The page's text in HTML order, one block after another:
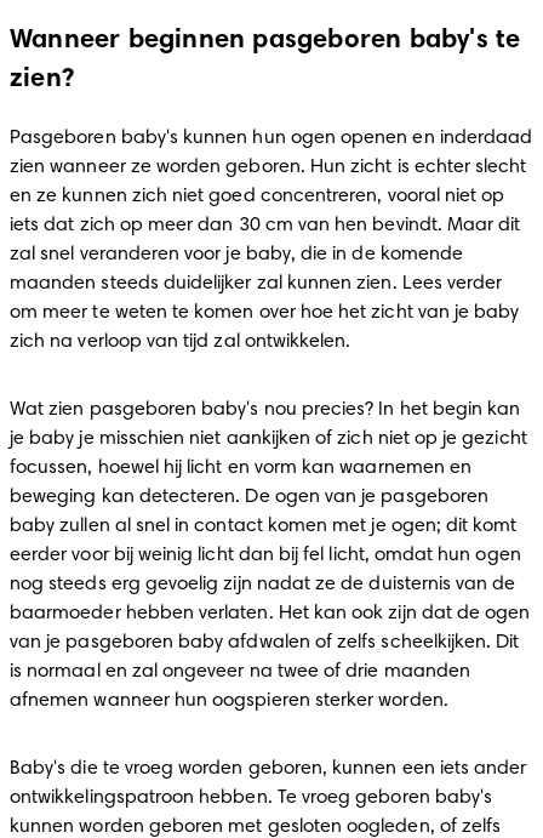
Wanneer beginnen pasgeboren baby's te
zien?
Pasgeboren baby's kunnen hun ogen openen en inderdaad
zien wanneer ze worden geboren. Hun zicht is echter slecht
en ze kunnen zich niet goed concentreren, vooral niet op
iets dat zich op meer dan 30 cm van hen bevindt. Maar dit
zal snel veranderen voor je baby, die in de komende
maanden steeds duidelijker zal kunnen zien. Lees verder
om meer te weten te komen over hoe het zicht van je baby
zich na verloop van tijd zal ontwikkelen.
Wat zien pasgeboren baby's nou precies? In het begin kan
je baby je misschien niet aankijken of zich niet op je gezicht
focussen, hoewel hij licht en vorm kan waarnemen en
beweging kan detecteren. De ogen van je pasgeboren
baby zullen al snel in contact komen met je ogen; dit komt
eerder voor bij weinig licht dan bij fel licht, omdat hun ogen
nog steeds erg gevoelig zijn nadat ze de duisternis van de
baarmoeder hebben verlaten. Het kan ook zijn dat de ogen
van je pasgeboren baby afdwalen of zelfs scheelkijken. Dit
is normaal en zal ongeveer na twee of drie maanden
afnemen wanneer hun oogspieren sterker worden.
Baby's die te vroeg worden geboren, kunnen een iets ander
ontwikkelingspatroon hebben. Te vroeg geboren baby's
kunnen worden geboren met gesloten oogleden, of zelfs